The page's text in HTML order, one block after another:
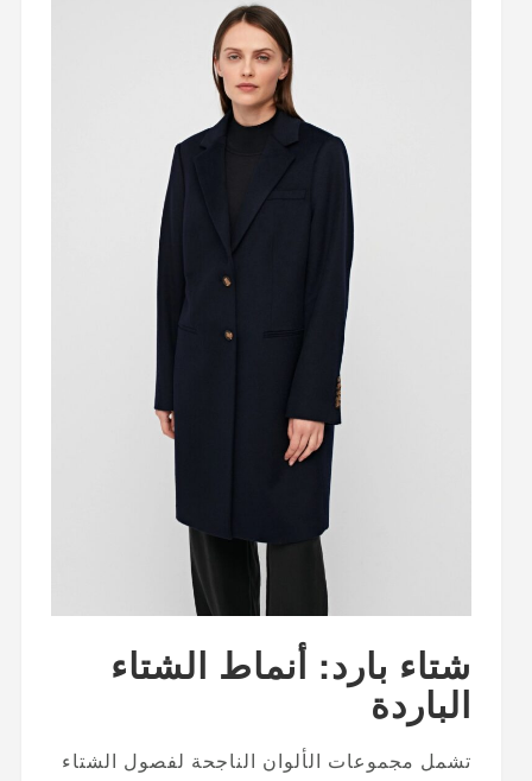
شتاء بارد: أنماط الشتاء
الباردة
تشمل مجموعات الألوان الناجحة لفصول الشتاء